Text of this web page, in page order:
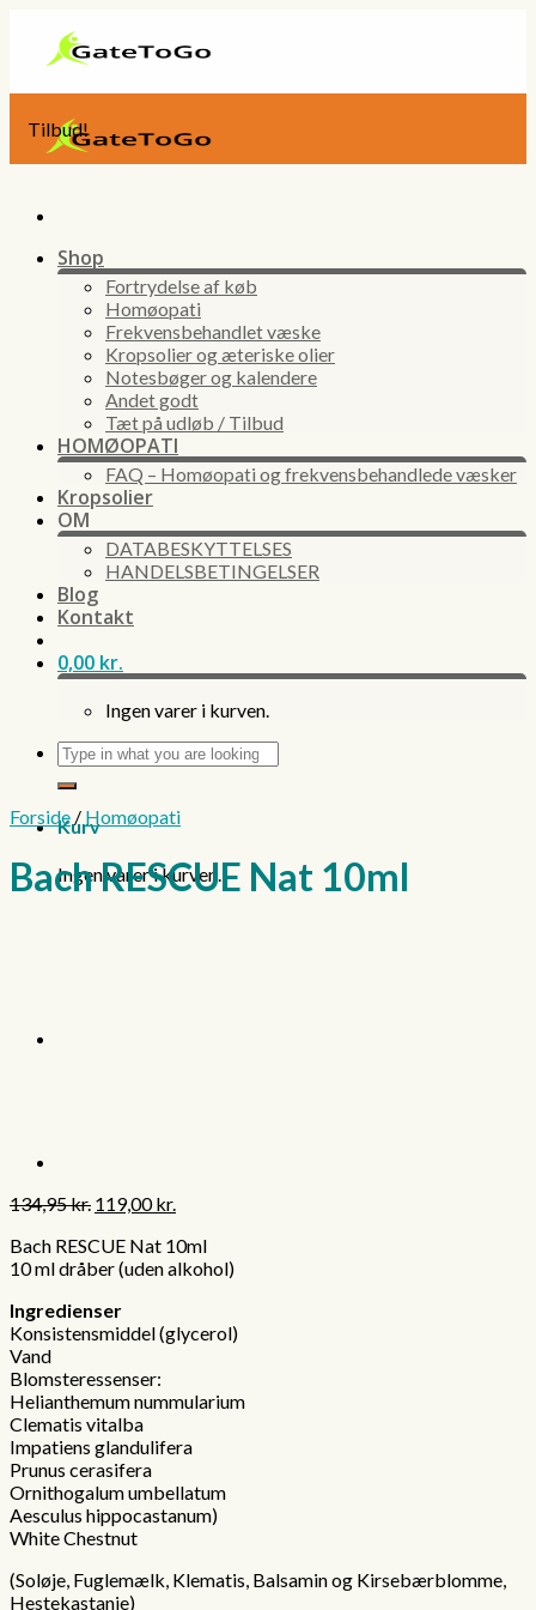
content
Shop
Fortrydelse af køb
Homøopati
Frekvensbehandlet væske
Kropsolier og æteriske olier
Notesbøger og kalendere
Andet godt
Tæt på udløb / Tilbud
HOMØOPATI
FAQ – Homøopati og frekvensbehandlede væsker
Kropsolier
OM
DATABESKYTTELSES
HANDELSBETINGELSER
Blog
Kontakt
0,00 kr.
Ingen varer i kurven.
Søg
efter:
Kurv
Ingen varer i kurven.
Tilbud!
Forside / Homøopati
Bach RESCUE Nat 10ml
134,95kr. Den
pris
var:
119,00kr.
pris
er:
Bach RESCUE Nat 10ml
10 ml dråber (uden alkohol)
Ingredienser
Konsistensmiddel (glycerol)
Vand
Blomsteressenser:
Helianthemum nummularium
Clematis vitalba
Impatiens glandulifera
Prunus cerasifera
Ornithogalum umbellatum
Aesculus hippocastanum)
White Chestnut
(Soløje, Fuglemælk, Klematis, Balsamin og Kirsebærblomme,
Hestekastanje)